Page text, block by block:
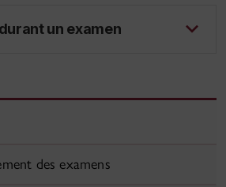
un examen
des examens